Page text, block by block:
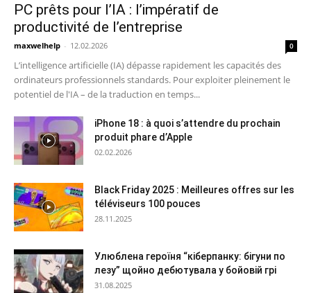
PC prêts pour l’IA : l’impératif de
productivité de l’entreprise
maxwelhelp - 12.02.2026 0
L’intelligence artificielle (IA) dépasse rapidement les capacités des
ordinateurs professionnels standards. Pour exploiter pleinement le
potentiel de l'IA – de la traduction en temps...
iPhone 18 : à quoi s’attendre du prochain
produit phare d’Apple
02.02.2026
Black Friday 2025 : Meilleures offres sur les
téléviseurs 100 pouces
28.11.2025
Улюблена героїня “кіберпанку: бігуни по
лезу” щойно дебютувала у бойовій грі
31.08.2025